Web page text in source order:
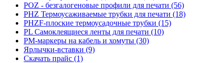
POZ - безгалогеновые профили для печати (56)
PHZ Термоусаживаемые трубки для печати (18)
PHZF-плоские термоусадочные трубки (15)
PL Самоклеящиеся ленты для печати (10)
PM-маркеры на кабель и хомуты (30)
Ярлычки-вставки (9)
Скачать прайс (1)